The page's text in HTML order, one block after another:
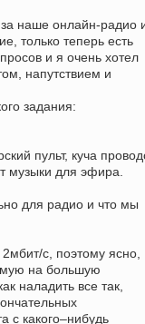
за наше онлайн-радио
только теперь есть
и я очень хотел
напутствием и
задания:
пульт, куча
музыки для эфира.
для радио и что мы
с, поэтому ясно,
на большую
наладить все так,
с какого–нибудь